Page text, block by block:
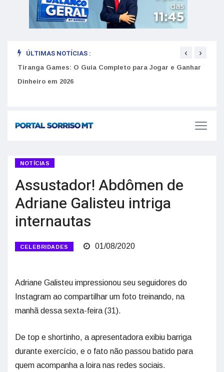
ÚLTIMAS NOTÍCIAS :
Tiranga Games: O Guia Completo para Jogar e Ganhar
Dinheiro em 2026
‹ ›
NOTÍCIAS
Assustador! Abdômen de
Adriane Galisteu intriga
internautas
CELEBRIDADES 01/08/2020
Adriane Galisteu impressionou seu seguidores do
Instagram ao compartilhar um foto treinando, na
manhã dessa sexta-feira (31).
De top e shortinho, a apresentadora exibiu barriga
durante exercício, e o fato não passou batido para
quem acompanha a loira nas redes sociais.